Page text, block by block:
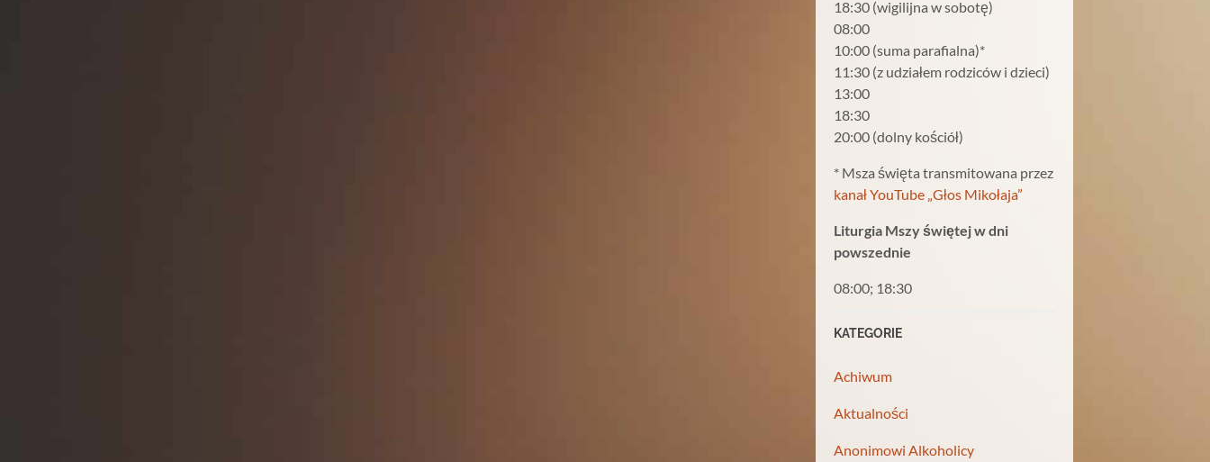
18:30 (wigilijna w sobotę)
08:00
10:00 (suma parafialna)*
11:30 (z udziałem rodziców i dzieci)
13:00
18:30
20:00 (dolny kościół)
* Msza święta transmitowana przez
kanał YouTube „Głos Mikołaja”
Liturgia Mszy świętej w dni
powszednie
08:00; 18:30
KATEGORIE
Achiwum
Aktualności
Anonimowi Alkoholicy